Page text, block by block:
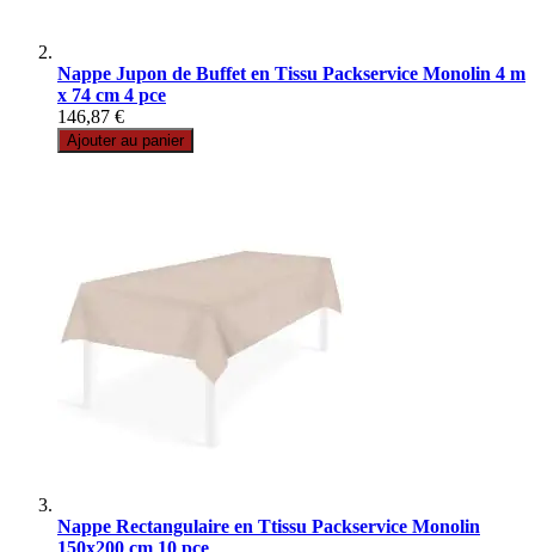
Nappe Jupon de Buffet en Tissu Packservice Monolin 4 m
x 74 cm 4 pce
146,87 €
Ajouter au panier
Nappe Rectangulaire en Ttissu Packservice Monolin
150x200 cm 10 pce